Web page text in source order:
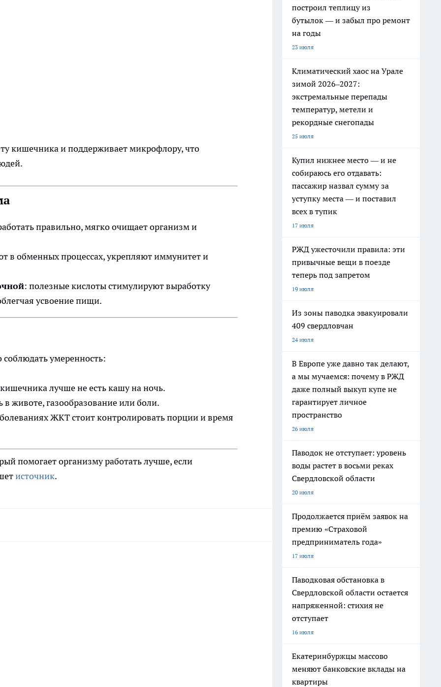
кишечника и поддерживает микрофлору, что
правильно, мягко очищает организм и
в обменных процессах, укрепляют иммунитет и
: полезные кислоты стимулируют выработку
усвоение пищи.
соблюдать умеренность:
лучше не есть кашу на ночь.
животе, газообразование или боли.
ЖКТ стоит контролировать порции и время
помогает организму работать лучше, если
источник.
построил теплицу из
бутылок — и забыл про ремонт
на годы
23 июля
Климатический хаос на Урале
зимой 2026–2027:
экстремальные перепады
температур, метели и
рекордные снегопады
25 июля
Купил нижнее место — и не
собираюсь его отдавать:
пассажир назвал сумму за
уступку места — и поставил
всех в тупик
17 июля
РЖД ужесточили правила: эти
привычные вещи в поезде
теперь под запретом
19 июля
Из зоны паводка эвакуировали
409 свердловчан
24 июля
В Европе уже давно так делают,
а мы мучаемся: почему в РЖД
даже полный выкуп купе не
гарантирует личное
пространство
26 июля
Паводок не отступает: уровень
воды растет в восьми реках
Свердловской области
20 июля
Продолжается приём заявок на
премию «Страховой
предприниматель года»
17 июля
Паводковая обстановка в
Свердловской области остается
напряженной: стихия не
отступает
16 июля
Екатеринбуржцы массово
меняют банковские вклады на
квартиры